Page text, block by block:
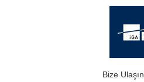
Bize Ulaşın